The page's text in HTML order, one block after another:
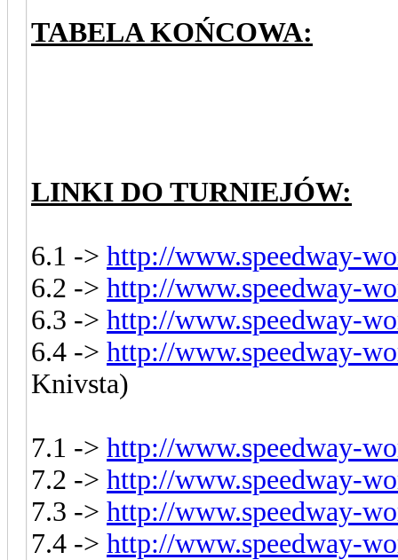
TABELA KOŃCOWA:
LINKI DO TURNIEJÓW:
6.1 -> http://www.speedway-
6.2 -> http://www.speedway-
6.3 -> http://www.speedway-
6.4 -> http://www.speedway-
Knivsta)
7.1 -> http://www.speedway-
7.2 -> http://www.speedway-
7.3 -> http://www.speedway-
7.4 -> http://www.speedway-